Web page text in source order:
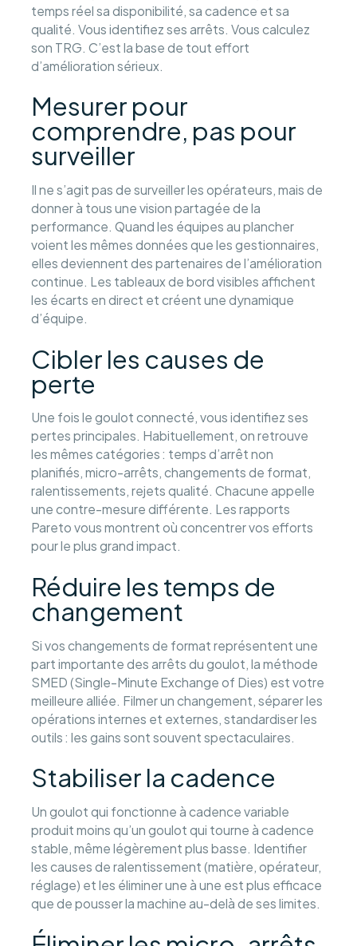
temps réel sa disponibilité, sa cadence et sa
qualité. Vous identifiez ses arrêts. Vous calculez
son TRG. C’est la base de tout effort
d’amélioration sérieux.
Mesurer pour
comprendre, pas pour
surveiller
Il ne s’agit pas de surveiller les opérateurs, mais de
donner à tous une vision partagée de la
performance. Quand les équipes au plancher
voient les mêmes données que les gestionnaires,
elles deviennent des partenaires de l’amélioration
continue. Les tableaux de bord visibles affichent
les écarts en direct et créent une dynamique
d’équipe.
Cibler les causes de
perte
Une fois le goulot connecté, vous identifiez ses
pertes principales. Habituellement, on retrouve
les mêmes catégories : temps d’arrêt non
planifiés, micro-arrêts, changements de format,
ralentissements, rejets qualité. Chacune appelle
une contre-mesure différente. Les rapports
Pareto vous montrent où concentrer vos efforts
pour le plus grand impact.
Réduire les temps de
changement
Si vos changements de format représentent une
part importante des arrêts du goulot, la méthode
SMED (Single-Minute Exchange of Dies) est votre
meilleure alliée. Filmer un changement, séparer les
opérations internes et externes, standardiser les
outils : les gains sont souvent spectaculaires.
Stabiliser la cadence
Un goulot qui fonctionne à cadence variable
produit moins qu’un goulot qui tourne à cadence
stable, même légèrement plus basse. Identifier
les causes de ralentissement (matière, opérateur,
réglage) et les éliminer une à une est plus efficace
que de pousser la machine au-delà de ses limites.